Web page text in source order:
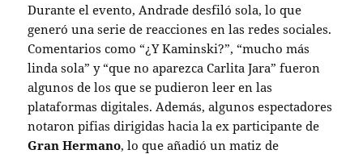
Durante el evento, Andrade desfiló sola, lo que
generó una serie de reacciones en las redes sociales.
Comentarios como “¿Y Kaminski?”, “mucho más
linda sola” y “que no aparezca Carlita Jara” fueron
algunos de los que se pudieron leer en las
plataformas digitales. Además, algunos espectadores
notaron pifias dirigidas hacia la ex participante de
Gran Hermano, lo que añadió un matiz de